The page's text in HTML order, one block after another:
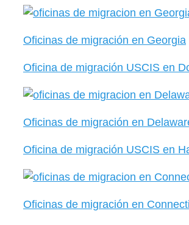
Oficinas de migración en Georgia
Oficina de migración USCIS en
Oficinas de migración en
Oficina de migración USCIS en
Oficinas de migración en